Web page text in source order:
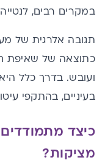
במקרים רבים,
תגובה אלרגית של
כתוצאה של שאיפת
ועובש. בדרך כלל
בעיניים, בהתקפי
כיצד
מציקות?